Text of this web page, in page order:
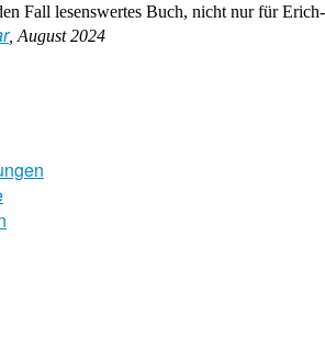
Fall lesenswertes Buch, nicht nur für
, August 2024